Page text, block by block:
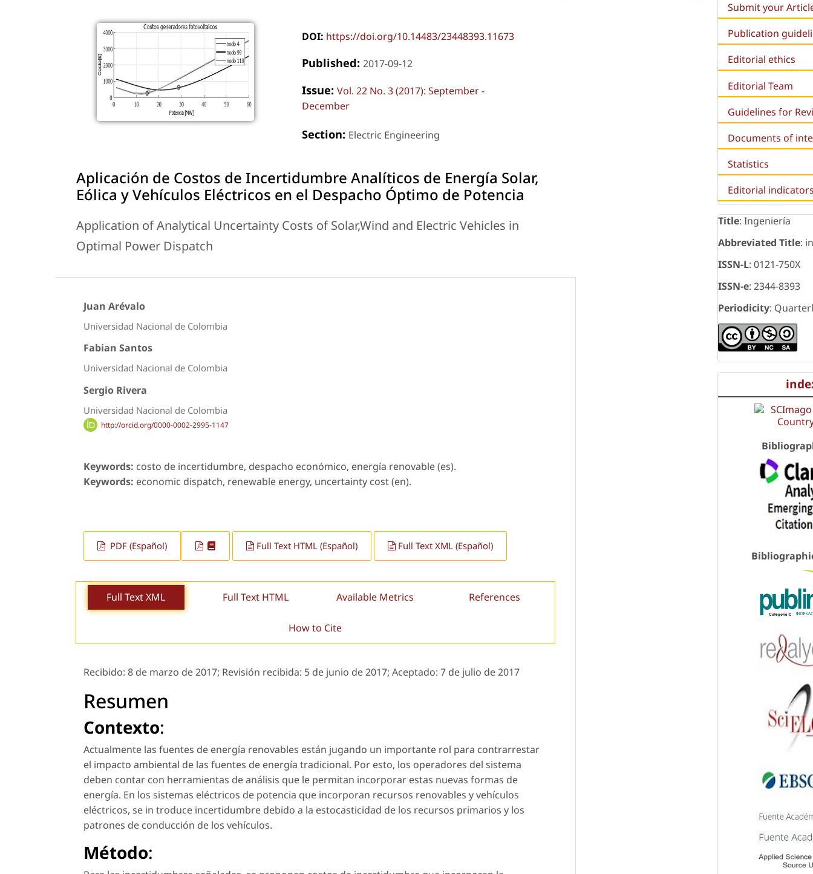
DOI: https://doi.org/10.14483/23448393.11673
Published: 2017-09-12
Issue: Vol. 22 No. 3 (2017): September -
December
Section: Electric Engineering
Aplicación de Costos de Incertidumbre Analíticos de Energía Solar,
Eólica y Vehículos Eléctricos en el Despacho Óptimo de Potencia
Application of Analytical Uncertainty Costs of Solar,Wind and Electric Vehicles in
Optimal Power Dispatch
Juan Arévalo
Universidad Nacional de Colombia
Fabian Santos
Universidad Nacional de Colombia
Sergio Rivera
Universidad Nacional de Colombia
http://orcid.org/0000-0002-2995-1147
Keywords: costo de incertidumbre, despacho económico, energía renovable (es).
Keywords: economic dispatch, renewable energy, uncertainty cost (en).
PDF (Español) Full Text HTML (Español) Full Text XML (Español)
Full Text XML Full Text HTML Available Metrics References
How to Cite
Recibido: 8 de marzo de 2017; Revisión recibida: 5 de junio de 2017; Aceptado: 7 de julio de 2017
Resumen
Contexto:
Actualmente las fuentes de energía renovables están jugando un importante rol para contrarrestar
el impacto ambiental de las fuentes de energía tradicional. Por esto, los operadores del sistema
deben contar con herramientas de análisis que le permitan incorporar estas nuevas formas de
energía. En los sistemas eléctricos de potencia que incorporan recursos renovables y vehículos
eléctricos, se in troduce incertidumbre debido a la estocasticidad de los recursos primarios y los
patrones de conducción de los vehículos.
Método:
Submit your
Publication
Editorial ethics
Editorial Team
Guidelines for
Documents of
Statistics
Editorial
Title: Ingeniería
Abbreviated Title:
ISSN-L: 0121-750X
ISSN-e: 2344-8393
Periodicity: